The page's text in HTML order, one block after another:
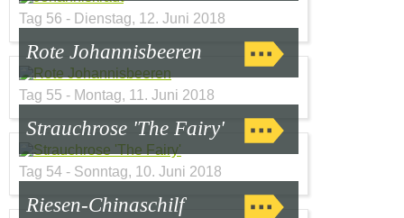
Tag 56 - Dienstag, 12. Juni 2018
Rote Johannisbeeren
Tag 55 - Montag, 11. Juni 2018
Strauchrose 'The Fairy'
Tag 54 - Sonntag, 10. Juni 2018
Riesen-Chinaschilf